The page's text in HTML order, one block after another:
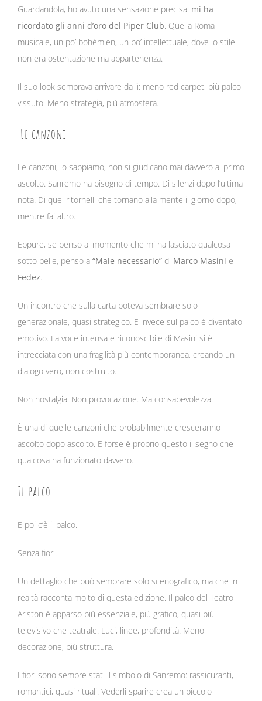
Guardandola, ho avuto una sensazione precisa: mi ha
ricordato gli anni d’oro del Piper Club . Quella Roma
musicale, un po’ bohémien, un po’ intellettuale, dove lo stile
non era ostentazione ma appartenenza.
Il suo look sembrava arrivare da lì: meno red carpet, più palco
vissuto. Meno strategia, più atmosfera.
Le canzoni
Le canzoni, lo sappiamo, non si giudicano mai davvero al primo
ascolto. Sanremo ha bisogno di tempo. Di silenzi dopo l’ultima
nota. Di quei ritornelli che tornano alla mente il giorno dopo,
mentre fai altro.
Eppure, se penso al momento che mi ha lasciato qualcosa
sotto pelle, penso a “Male necessario” di Marco Masini e
Fedez.
Un incontro che sulla carta poteva sembrare solo
generazionale, quasi strategico. E invece sul palco è diventato
emotivo. La voce intensa e riconoscibile di Masini si è
intrecciata con una fragilità più contemporanea, creando un
dialogo vero, non costruito.
Non nostalgia. Non provocazione. Ma consapevolezza.
È una di quelle canzoni che probabilmente cresceranno
ascolto dopo ascolto. E forse è proprio questo il segno che
qualcosa ha funzionato davvero.
Il palco
E poi c’è il palco.
Senza fiori.
Un dettaglio che può sembrare solo scenografico, ma che in
realtà racconta molto di questa edizione. Il palco del Teatro
Ariston è apparso più essenziale, più grafico, quasi più
televisivo che teatrale. Luci, linee, profondità. Meno
decorazione, più struttura.
I fiori sono sempre stati il simbolo di Sanremo: rassicuranti,
romantici, quasi rituali. Vederli sparire crea un piccolo